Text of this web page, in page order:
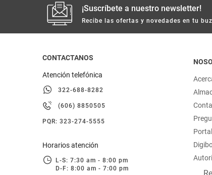
¡Suscríbete a nuestro newsletter!
Recibe las ofertas y novedades en tu
CONTACTANOS
Atención telefónica
322-688-8282
(606) 8850505
PQR: 323-274-5555
Horarios atención
L-S: 7:30 am - 8:00 pm
D-F: 8:00 am - 7:00 pm